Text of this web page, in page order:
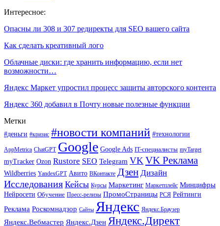
Интересное:
Опасны ли 308 и 307 редиректы для SEO вашего сайта
Как сделать креативный лого
Облачные диски: где хранить информацию, если нет
возможности…
Яндекс Маркет упростил процесс защиты авторского контента
Яндекс 360 добавил в Почту новые полезные функции
Метки
#деньги #кризис #новости компаний #технологии
AppMetrica ChatGPT Google Google Ads IT-специалисты myTarget
myTracker Ozon Rustore SEO Telegram VK VK Реклама
Wildberries YandexGPT Авито ВКонтакте Дзен Дизайн
Исследования Кейсы Курсы Маркетинг Маркетплейс Минцифры
Нейросети Обучение Пресс-релизы ПромоСтраницы РСЯ Рейтинги
Реклама Роскомнадзор Сайты Яндекс Яндекс.Браузер
Яндекс.Вебмастер Яндекс.Дзен Яндекс.Директ